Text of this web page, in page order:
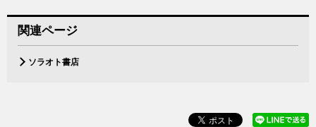
関連ページ
ソラオト書店